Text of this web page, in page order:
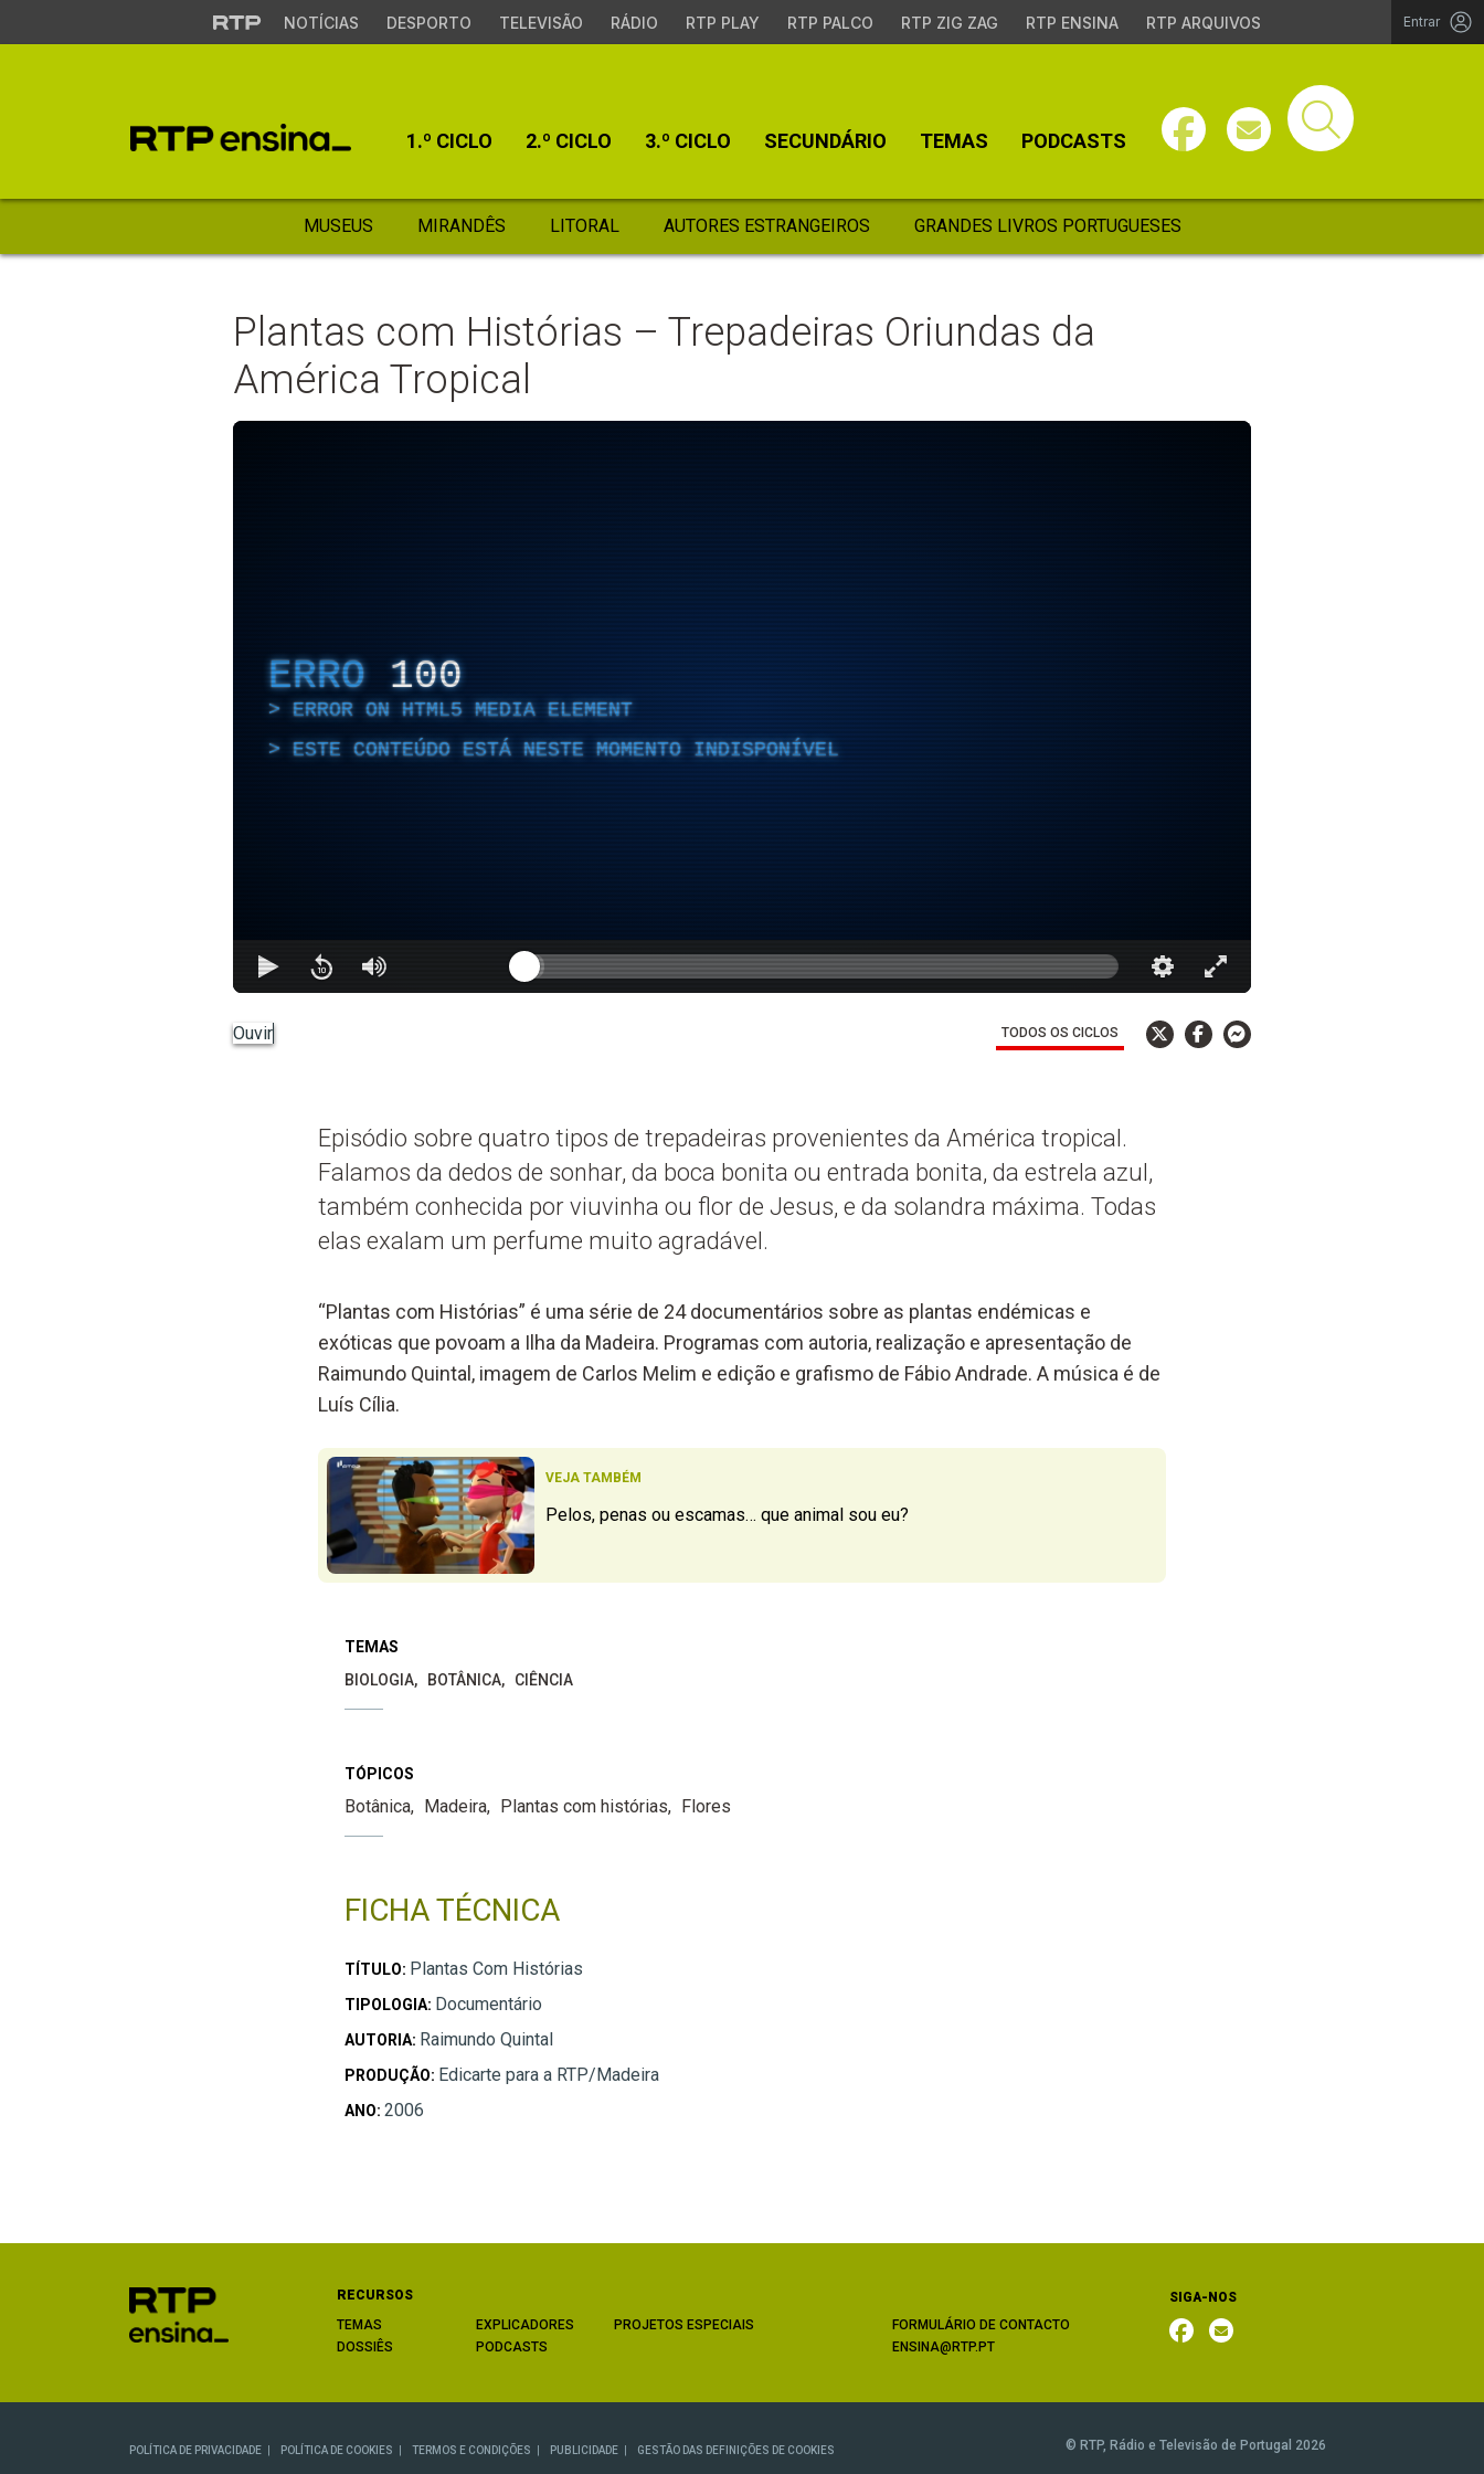
NOTÍCIAS DESPORTO TELEVISÃO RÁDIO RTP PLAY RTP PALCO RTP ZIG ZAG RTP ENSINA RTP ARQUIVOS Entrar
1.º CICLO 2.º CICLO 3.º CICLO SECUNDÁRIO TEMAS PODCASTS
MUSEUS MIRANDÊS LITORAL AUTORES ESTRANGEIROS GRANDES LIVROS PORTUGUESES
Plantas com Histórias – Trepadeiras Oriundas da
América Tropical
ERRO 100
ERROR ON HTML5 MEDIA ELEMENT
ESTE CONTEÚDO ESTÁ NESTE MOMENTO INDISPONÍVEL
Ouvir TODOS OS CICLOS
Episódio sobre quatro tipos de trepadeiras provenientes da América tropical.
Falamos da dedos de sonhar, da boca bonita ou entrada bonita, da estrela azul,
também conhecida por viuvinha ou flor de Jesus, e da solandra máxima. Todas
elas exalam um perfume muito agradável.
“Plantas com Histórias” é uma série de 24 documentários sobre as plantas endémicas e
exóticas que povoam a Ilha da Madeira. Programas com autoria, realização e apresentação de
Raimundo Quintal, imagem de Carlos Melim e edição e grafismo de Fábio Andrade. A música é de
Luís Cília.
VEJA TAMBÉM
Pelos, penas ou escamas… que animal sou eu?
TEMAS
BIOLOGIA
BOTÂNICA CIÊNCIA
TÓPICOS
Botânica Madeira Plantas com histórias Flores
FICHA TÉCNICA
TÍTULO: Plantas Com Histórias
TIPOLOGIA: Documentário
AUTORIA: Raimundo Quintal
PRODUÇÃO: Edicarte para a RTP/Madeira
ANO: 2006
RECURSOS
TEMAS
DOSSIÊS
EXPLICADORES
PODCASTS
PROJETOS ESPECIAIS
FORMULÁRIO DE CONTACTO
ENSINA@RTP.PT
SIGA-NOS
POLÍTICA DE PRIVACIDADE POLÍTICA DE COOKIES TERMOS E CONDIÇÕES PUBLICIDADE GESTÃO DAS DEFINIÇÕES DE COOKIES © RTP, Rádio e Televisão de Portugal 2026